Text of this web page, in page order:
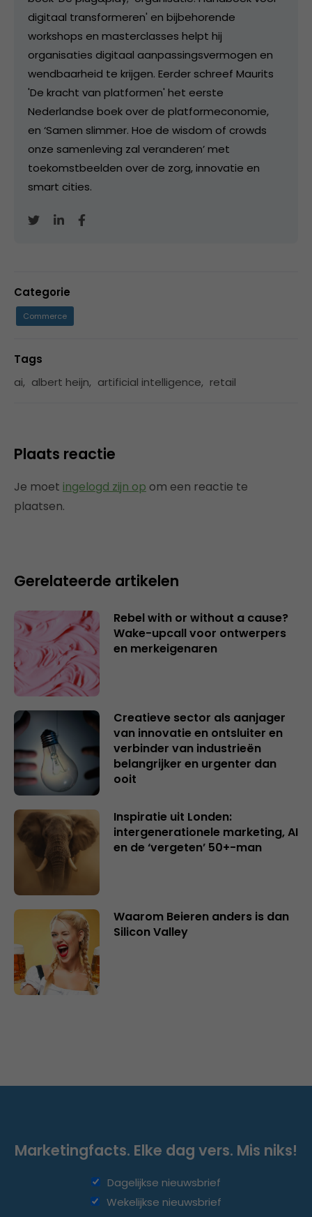
digitaal transformeren' en bijbehorende
workshops en masterclasses helpt hij
organisaties digitaal aanpassingsvermogen en
wendbaarheid te krijgen. Eerder schreef Maurits
'De kracht van platformen' het eerste
Nederlandse boek over de platformeconomie,
en ‘Samen slimmer. Hoe de wisdom of crowds
onze samenleving zal veranderen’ met
toekomstbeelden over de zorg, innovatie en
smart cities.
Categorie
Commerce
Tags
ai, albert heijn, artificial intelligence, retail
Plaats reactie
Je moet ingelogd zijn op om een reactie te
plaatsen.
Gerelateerde artikelen
Rebel with or without a cause?
Wake-upcall voor ontwerpers
en merkeigenaren
Creatieve sector als aanjager
van innovatie en ontsluiter en
verbinder van industrieën
belangrijker en urgenter dan
ooit
Inspiratie uit Londen:
intergenerationele marketing, AI
en de ‘vergeten’ 50+-man
Waarom Beieren anders is dan
Silicon Valley
Marketingfacts. Elke dag vers. Mis niks!
Dagelijkse nieuwsbrief
Wekelijkse nieuwsbrief